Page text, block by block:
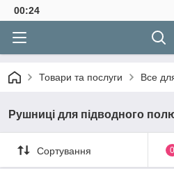
00:24
Товари та послуги Все
Рушниці для підводного
Сортування 0